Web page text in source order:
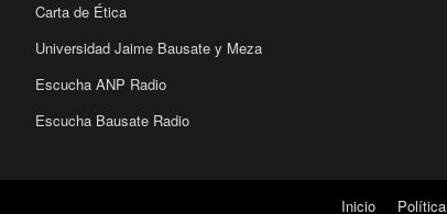
Carta de Ética
Universidad Jaime Bausate y Meza
Escucha ANP Radio
Escucha Bausate Radio
Inicio Política